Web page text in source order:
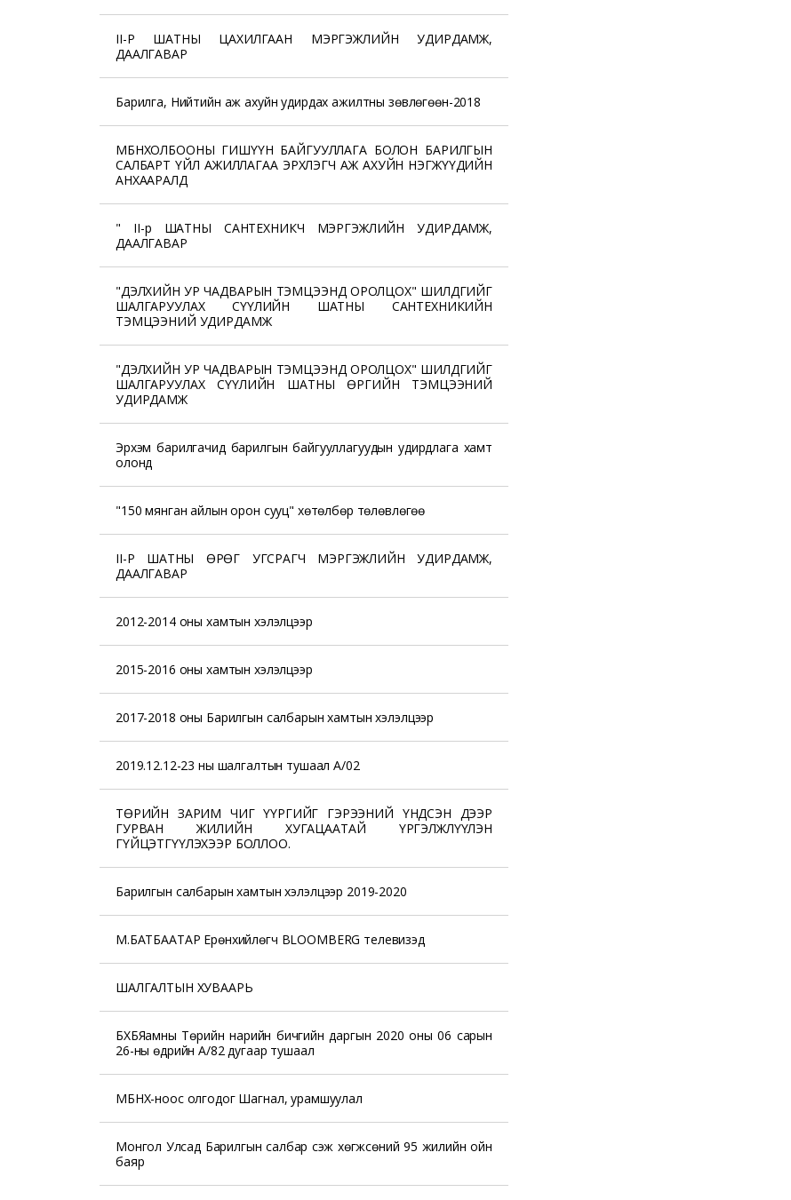
II-Р ШАТНЫ ЦАХИЛГААН МЭРГЭЖЛИЙН УДИРДАМЖ,
ДААЛГАВАР
Барилга, Нийтийн аж ахуйн удирдах ажилтны зөвлөгөөн-2018
МБНХОЛБООНЫ ГИШҮҮН БАЙГУУЛЛАГА БОЛОН БАРИЛГЫН
САЛБАРТ ҮЙЛ АЖИЛЛАГАА ЭРХЛЭГЧ АЖ АХУЙН НЭГЖҮҮДИЙН
АНХААРАЛД
" II-р ШАТНЫ САНТЕХНИКЧ МЭРГЭЖЛИЙН УДИРДАМЖ,
ДААЛГАВАР
"ДЭЛХИЙН УР ЧАДВАРЫН ТЭМЦЭЭНД ОРОЛЦОХ" ШИЛДГИЙГ
ШАЛГАРУУЛАХ СҮҮЛИЙН ШАТНЫ САНТЕХНИКИЙН
ТЭМЦЭЭНИЙ УДИРДАМЖ
"ДЭЛХИЙН УР ЧАДВАРЫН ТЭМЦЭЭНД ОРОЛЦОХ" ШИЛДГИЙГ
ШАЛГАРУУЛАХ СҮҮЛИЙН ШАТНЫ ӨРГИЙН ТЭМЦЭЭНИЙ
УДИРДАМЖ
Эрхэм барилгачид барилгын байгууллагуудын удирдлага хамт
олонд
"150 мянган айлын орон сууц" хөтөлбөр төлөвлөгөө
II-Р ШАТНЫ ӨРӨГ УГСРАГЧ МЭРГЭЖЛИЙН УДИРДАМЖ,
ДААЛГАВАР
2012-2014 оны хамтын хэлэлцээр
2015-2016 оны хамтын хэлэлцээр
2017-2018 оны Барилгын салбарын хамтын хэлэлцээр
2019.12.12-23 ны шалгалтын тушаал А/02
ТӨРИЙН ЗАРИМ ЧИГ ҮҮРГИЙГ ГЭРЭЭНИЙ ҮНДСЭН ДЭЭР
ГУРВАН ЖИЛИЙН ХУГАЦААТАЙ ҮРГЭЛЖЛҮҮЛЭН
ГҮЙЦЭТГҮҮЛЭХЭЭР БОЛЛОО.
Барилгын салбарын хамтын хэлэлцээр 2019-2020
М.БАТБААТАР Ерөнхийлөгч BLOOMBERG телевизэд
ШАЛГАЛТЫН ХУВААРЬ
БХБЯамны Төрийн нарийн бичгийн даргын 2020 оны 06 сарын
26-ны өдрийн А/82 дугаар тушаал
МБНХ-ноос олгодог Шагнал, урамшуулал
Монгол Улсад Барилгын салбар үүсэж хөгжсөний 95 жилийн ойн
баяр